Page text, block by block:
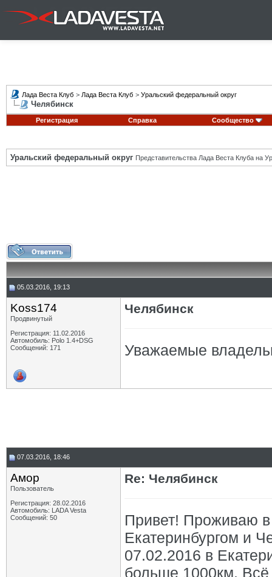
Лада Веста Клуб > Лада Веста Клуб > Уральский федеральный округ
Челябинск
Регистрация Справка Сообщество
Уральский федеральный округ Представительства Лада Веста Клуба на
05.03.2016, 19:13
Koss174
Продвинутый
Регистрация: 11.02.2016
Автомобиль: Polo 1.4+DSG
Сообщений: 171
Челябинск
Уважаемые
07.03.2016, 18:46
Амор
Пользователь
Регистрация: 28.02.2016
Автомобиль: LADA Vesta
Сообщений: 50
Re: Челябинск
Привет! Проживаю
Екатеринбургом и
07.02.2016 в
больше 1000км. Всё